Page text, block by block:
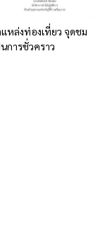
หล่งท่องเที่ยว จุดชม
การชั่วคราว